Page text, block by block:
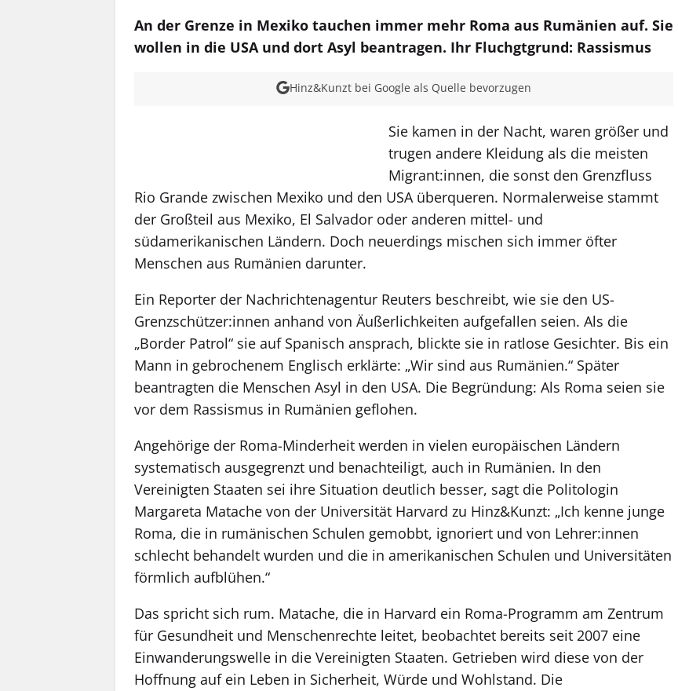
An der Grenze in Mexiko tauchen immer mehr Roma aus Rumänien auf. Sie
wollen in die USA und dort Asyl beantragen. Ihr Fluchgtgrund: Rassismus
Hinz&Kunzt bei Google als Quelle bevorzugen
Sie kamen in der Nacht, waren größer und
trugen andere Kleidung als die meisten
Mig­rant­:in­nen, die sonst den Grenzfluss
Rio Grande zwischen Mexiko und den USA überqueren. Normalerweise stammt
der Großteil aus Mexiko, El Salvador oder anderen mittel- und
südamerikanischen Ländern. Doch neuerdings mischen sich immer öfter
Menschen aus Rumänien darunter.
Ein Reporter der Nachrichtenagentur Reuters beschreibt, wie sie den US-
Grenzschützer:innen anhand von Äußerlichkeiten aufgefallen seien. Als die
„Border Patrol“ sie auf Spanisch ansprach, blickte sie in ratlose Gesichter. Bis ein
Mann in gebrochenem Englisch erklärte: „Wir sind aus Rumänien.“ Später
beantragten die Menschen Asyl in den USA. Die Begründung: Als Roma seien sie
vor dem Rassismus in Rumänien geflohen.
Angehörige der Roma-Minderheit werden in vielen europäischen Ländern
systematisch ausgegrenzt und benachteiligt, auch in Rumänien. In den
Vereinigten Staaten sei ihre Situation deutlich besser, sagt die Politologin
Margareta Matache von der Universität Harvard zu Hinz&Kunzt: „Ich kenne junge
Roma, die in rumänischen Schulen gemobbt, ignoriert und von Lehrer:innen
schlecht behandelt wurden und die in amerikanischen Schulen und Universitäten
förmlich aufblühen.“
Das spricht sich rum. Matache, die in Harvard ein Roma-Programm am Zentrum
für Gesundheit und Menschenrechte leitet, beobachtet bereits seit 2007 eine
Einwanderungswelle in die Vereinigten Staaten. Getrieben wird diese von der
Hoffnung auf ein Leben in Sicherheit, Würde und Wohlstand. Die